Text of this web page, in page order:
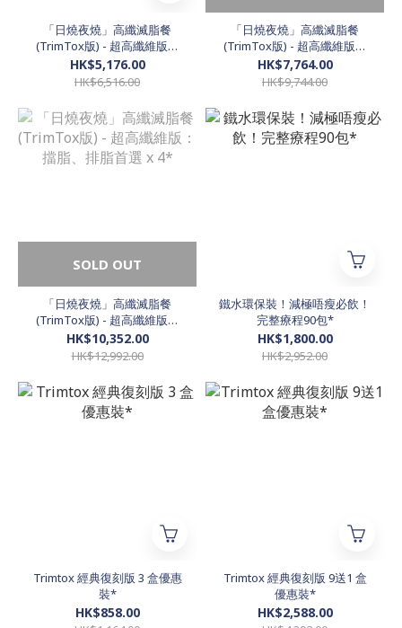
「日燒夜燒」高纖滅脂餐
(TrimTox版) - 超高纖維版：
擋脂、排脂首選 x 2*
HK$5,176.00
HK$6,516.00
「日燒夜燒」高纖滅脂餐
(TrimTox版) - 超高纖維版：
擋脂、排脂首選 x 3*
HK$7,764.00
HK$9,744.00
SOLD OUT
「日燒夜燒」高纖滅脂餐
(TrimTox版) - 超高纖維版：
擋脂、排脂首選 x 4*
HK$10,352.00
HK$12,992.00
鐵水環保裝！減極唔瘦必飲！
完整療程90包*
HK$1,800.00
HK$2,952.00
Trimtox 經典復刻版 3 盒優惠
裝*
HK$858.00
Trimtox 經典復刻版 9送1 盒
優惠裝*
HK$2,588.00